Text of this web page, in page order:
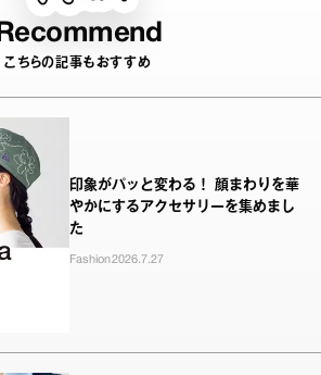
Recommend
こちらの記事もおすすめ
印象がパッと変わる！ 顔まわりを華
やかにするアクセサリーを集めまし
た
Fashion2026.7.27